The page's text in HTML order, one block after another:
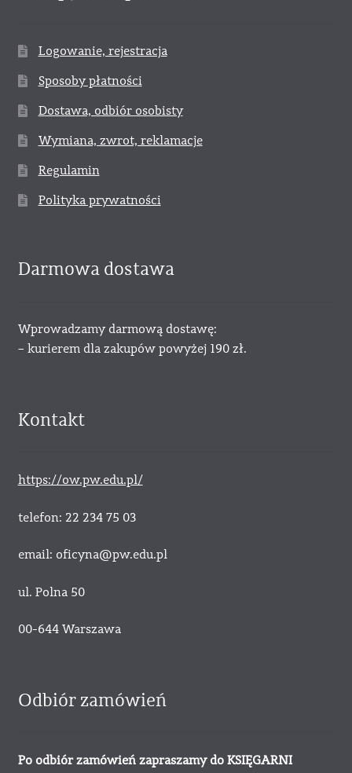
Logowanie, rejestracja
Sposoby płatności
Dostawa, odbiór osobisty
Wymiana, zwrot, reklamacje
Regulamin
Polityka prywatności
Darmowa dostawa
Wprowadzamy darmową dostawę:
– kurierem dla zakupów powyżej 190 zł.
Kontakt
https://ow.pw.edu.pl/
telefon: 22 234 75 03
email: oficyna@pw.edu.pl
ul. Polna 50
00-644 Warszawa
Odbiór zamówień
Po odbiór zamówień zapraszamy do KSIĘGARNI